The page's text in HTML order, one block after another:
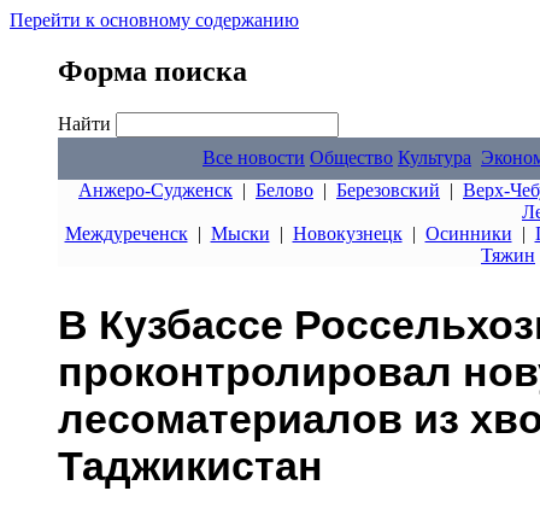
Перейти к основному содержанию
Форма поиска
Найти
Все новости Общество Культура
Анжеро-Судженск | Белово | Березовский | Верх-
Междуреченск| Мыски | Новокузнецк| Осинники |
Тяжин
В Кузбассе
проконтролировал
лесоматериалов из
Таджикистан